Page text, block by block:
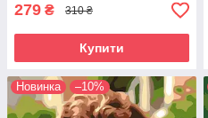
279 ₴ 310 ₴
Купити
Новинка –10%